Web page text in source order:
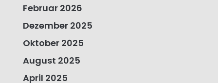
Februar 2026
Dezember 2025
Oktober 2025
August 2025
April 2025